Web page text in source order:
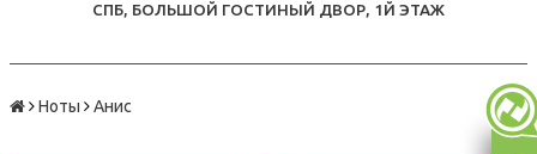
СПБ, БОЛЬШОЙ ГОСТИНЫЙ ДВОР, 1Й ЭТАЖ
Ноты Анис